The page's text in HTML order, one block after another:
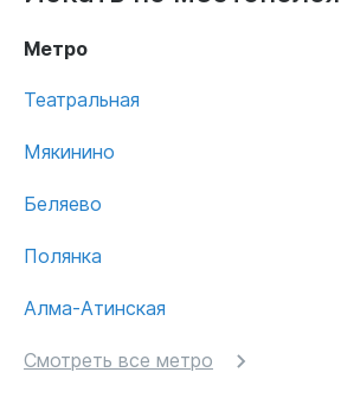
Метро
Театральная
Мякинино
Беляево
Полянка
Алма-Атинская
Смотреть все метро